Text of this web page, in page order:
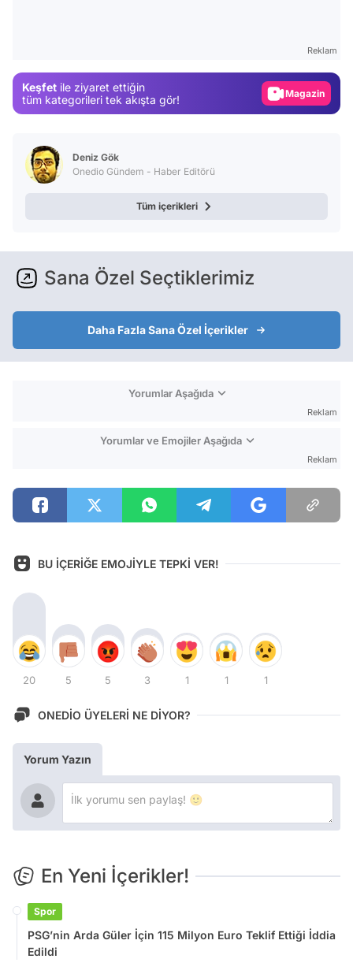
Reklam
Keşfet ile ziyaret ettiğin
tüm kategorileri tek akışta gör!
Video
Deniz Gök
Onedio Gündem - Haber Editörü
Tüm içerikleri
Sana Özel Seçtiklerimiz
Daha Fazla Sana Özel İçerikler
Yorumlar Aşağıda
Reklam
Yorumlar ve Emojiler Aşağıda
Reklam
BU İÇERİĞE EMOJİYLE TEPKİ VER!
20 5 5 3 1 1 1
ONEDİO ÜYELERİ NE DİYOR?
Yorum Yazın
En Yeni İçerikler!
Spor
PSG’nin Arda Güler İçin 115 Milyon Euro Teklif Ettiği İddia
Edildi